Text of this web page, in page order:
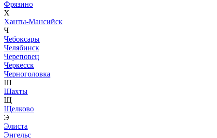
Фрязино
Х
Ханты-Мансийск
Ч
Чебоксары
Челябинск
Череповец
Черкесск
Черноголовка
Ш
Шахты
Щ
Щелково
Э
Элиста
Энгельс